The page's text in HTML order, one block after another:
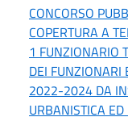
CONCORSO
COPERTURA A
1 FUNZIONARIO
DEI FUNZIONARI
2022-2024 DA
URBANISTICA